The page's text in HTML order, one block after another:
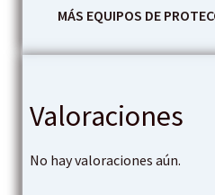
MÁS EQUIPOS DE
Valoraciones
No hay valoraciones aún.